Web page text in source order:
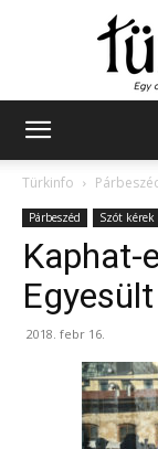
Türkinfo
Párbeszéd Szót kérek
Kaphat-
2018. febr 16.